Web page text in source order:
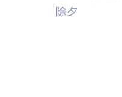
除夕